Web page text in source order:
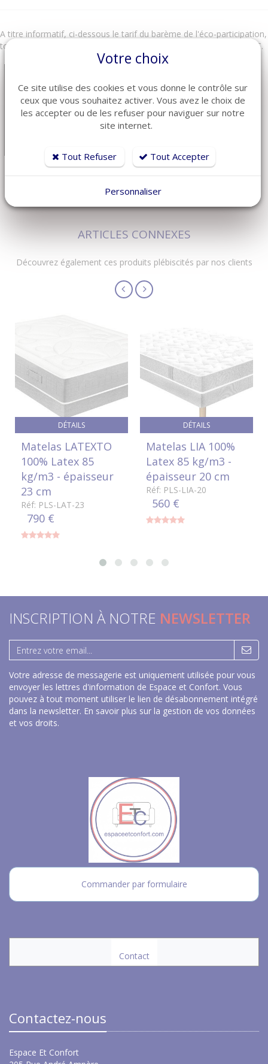
A titre informatif, ci-dessous le tarif du barème de l'éco-participation,
tous ces tarifs sont directement intégré dans nos prix de vente TTC.
ARTICLES CONNEXES
Découvrez également ces produits plébiscités par nos clients
DÉTAILS
Matelas LATEXTO
100% Latex 85
kg/m3 - épaisseur
23 cm
Réf: PLS-LAT-23
790 €
DÉTAILS
Matelas LIA 100%
Latex 85 kg/m3 -
épaisseur 20 cm
Réf: PLS-LIA-20
560 €
INSCRIPTION À NOTRE NEWSLETTER
Votre adresse de messagerie est uniquement utilisée pour vous
envoyer les lettres d'information de Espace et Confort. Vous
pouvez à tout moment utiliser le lien de désabonnement intégré
dans la newsletter. En savoir plus sur la gestion de vos données
et vos droits.
Commander par formulaire
Contact
Contactez-nous
Espace Et Confort
Votre choix
Ce site utilise des cookies et vous donne le contrôle sur
ceux que vous souhaitez activer. Vous avez le choix de
les accepter ou de les refuser pour naviguer sur notre
site internet.
Tout Refuser Tout Accepter
Personnaliser